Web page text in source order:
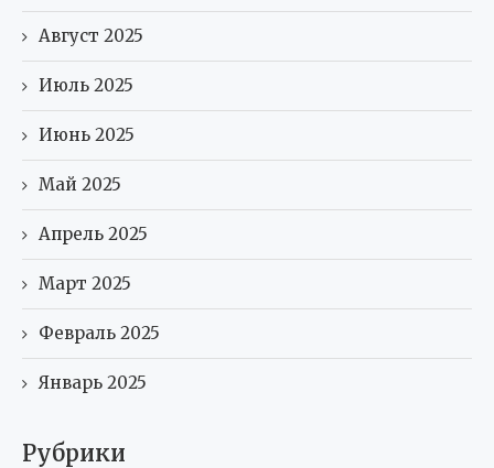
Август 2025
Июль 2025
Июнь 2025
Май 2025
Апрель 2025
Март 2025
Февраль 2025
Январь 2025
Рубрики